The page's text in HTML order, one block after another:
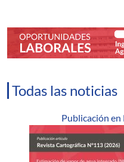
Todas las noticias
Publicación